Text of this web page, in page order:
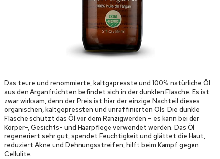
Das teure und renommierte, kaltgepresste und 100% natürliche Öl
aus den Arganfrüchten befindet sich in der dunklen Flasche. Es ist
zwar wirksam, denn der Preis ist hier der einzige Nachteil dieses
organischen, kaltgepressten und unraffinierten Öls. Die dunkle
Flasche schützt das Öl vor dem Ranzigwerden – es kann bei der
Körper-, Gesichts- und Haarpflege verwendet werden. Das Öl
regeneriert sehr gut, spendet Feuchtigkeit und glättet die Haut,
reduziert Akne und Dehnungsstreifen, hilft beim Kampf gegen
Cellulite.